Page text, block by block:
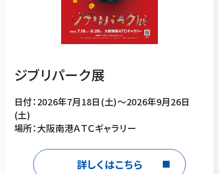
ジブリパーク展
日付：2026年7月18日(土)～2026年9月26日
(土)
場所：大阪南港ＡＴＣギャラリー
詳しくはこちら